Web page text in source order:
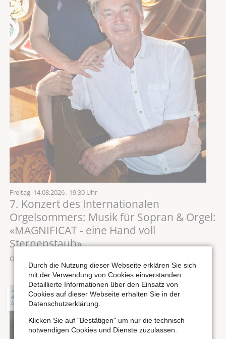
Freitag, 14.08.2026 , 19:30 Uhr
7. Konzert des Internationalen
Orgelsommers: Musik für Sopran & Orgel:
«MAGNIFICAT - eine Hand voll
Sternenstaub»
Ort: Stadtkirche St. Wenzel zu Naumburg
21
AUG
Durch die Nutzung dieser Webseite erklären Sie sich
mit der Verwendung von Cookies einverstanden.
Detaillierte Informationen über den Einsatz von
Cookies auf dieser Webseite erhalten Sie in der
Datenschutzerklärung.
Klicken Sie auf "Bestätigen" um nur die technisch
notwendigen Cookies und Dienste zuzulassen.